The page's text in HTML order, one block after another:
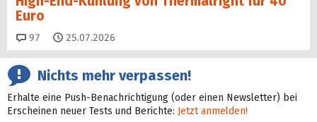
Euro
97 Kommentare
25.07.2026
Nichts mehr verpassen!
Erhalte eine Push-Benachrichtigung (oder einen Newsletter) bei
Erscheinen neuer Tests und Berichte: Jetzt anmelden!